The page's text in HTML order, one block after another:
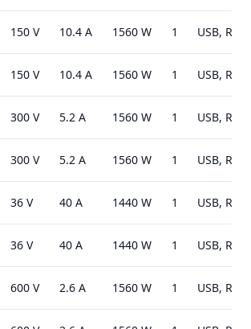
150 V 10.4 A 1560 W 1 USB,
150 V 10.4 A 1560 W 1 USB,
300 V 5.2 A 1560 W 1 USB,
300 V 5.2 A 1560 W 1 USB,
36 V 40 A 1440 W 1 USB,
36 V 40 A 1440 W 1 USB,
600 V 2.6 A 1560 W 1 USB,